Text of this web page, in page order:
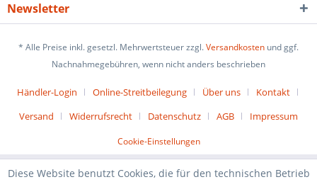
Newsletter
* Alle Preise inkl. gesetzl. Mehrwertsteuer zzgl.Versandkosten und ggf.
Nachnahmegebühren, wenn nicht anders beschrieben
Händler-Login Online-Streitbeilegung Über uns
Kontakt
Versand
Widerrufsrecht Datenschutz AGB Impressum
Cookie-Einstellungen
Diese Website benutzt Cookies, die für den technischen Betrieb